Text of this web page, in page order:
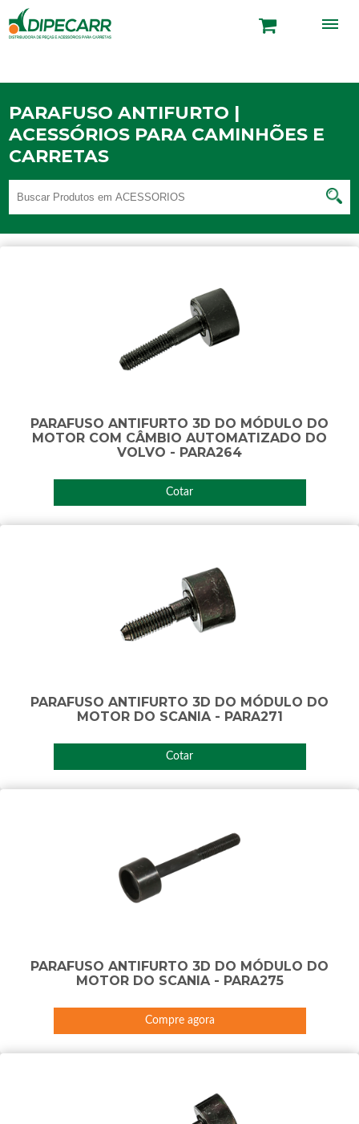
PARAFUSO ANTIFURTO |
ACESSÓRIOS PARA CAMINHÕES E
CARRETAS
PARAFUSO ANTIFURTO 3D DO MÓDULO DO
MOTOR COM CÂMBIO AUTOMATIZADO DO
VOLVO - PARA264
Cotar
PARAFUSO ANTIFURTO 3D DO MÓDULO DO
MOTOR DO SCANIA - PARA271
Cotar
PARAFUSO ANTIFURTO 3D DO MÓDULO DO
MOTOR DO SCANIA - PARA275
Compre agora